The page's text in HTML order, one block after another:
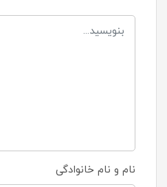
نام و نام خانوادگی